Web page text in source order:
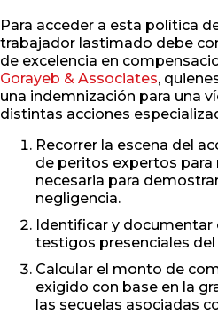
Para acceder a esta política
trabajador lastimado debe
de excelencia en
Gorayeb & Associates,
una indemnización para una
distintas acciones
Recorrer la escena del
de peritos expertos para
necesaria para
negligencia.
Identificar y
testigos presenciales
Calcular el monto de
exigido con base en la
las secuelas asociadas